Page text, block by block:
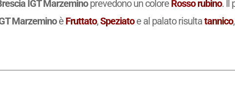
IGT Marzeminoprevedono un colore Rosso rubino. Il
Marzeminoè Fruttato,Speziatoe al palato risultatannico